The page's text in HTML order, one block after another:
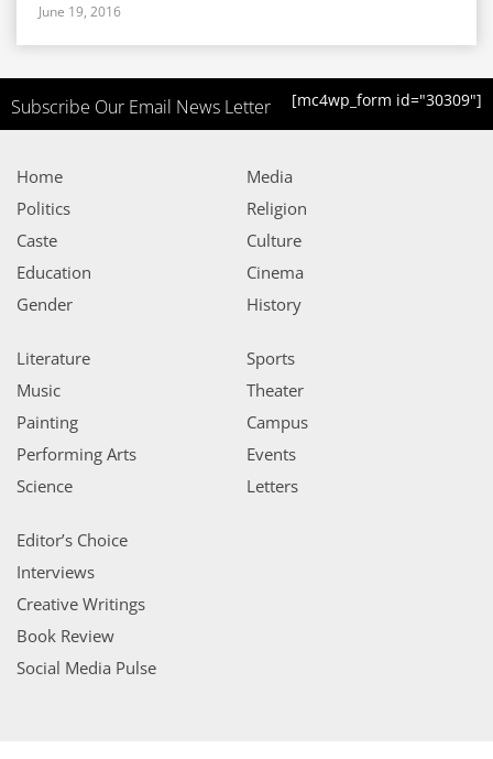
June 19, 2016
Subscribe Our Email News Letter [mc4wp_form id="30309"]
Home
Politics
Caste
Education
Gender
Media
Religion
Culture
Cinema
History
Literature
Music
Painting
Performing Arts
Science
Sports
Theater
Campus
Events
Letters
Editor’s Choice
Interviews
Creative Writings
Book Review
Social Media Pulse